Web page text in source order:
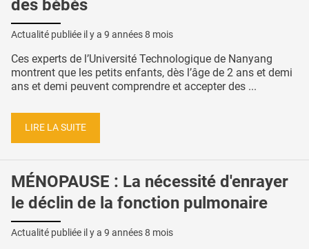
des bébés
Actualité publiée il y a 9 années 8 mois
Ces experts de l’Université Technologique de Nanyang
montrent que les petits enfants, dès l’âge de 2 ans et demi
ans et demi peuvent comprendre et accepter des ...
LIRE LA SUITE
MÉNOPAUSE : La nécessité d'enrayer
le déclin de la fonction pulmonaire
Actualité publiée il y a 9 années 8 mois